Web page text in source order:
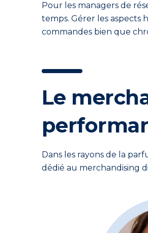
Pour les managers de
temps. Gérer les aspects
commandes bien que
Le
Dans les rayons de la
dédié au merchandising